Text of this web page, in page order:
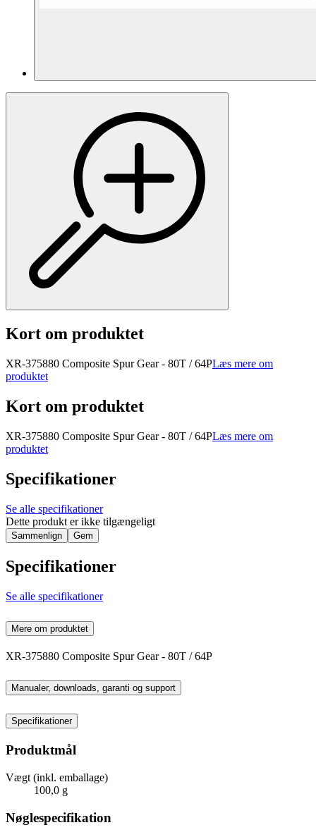
Kort om produktet
XR-375880 Composite Spur Gear - 80T / 64PLæs mere om
produktet
Kort om produktet
XR-375880 Composite Spur Gear - 80T / 64PLæs mere om
produktet
Specifikationer
Se alle specifikationer
Dette produkt er ikke tilgængeligt
Sammenlign Gem
Specifikationer
Se alle specifikationer
Mere om produktet
XR-375880 Composite Spur Gear - 80T / 64P
Manualer, downloads, garanti og support
Specifikationer
Produktmål
Vægt (inkl. emballage)
100,0 g
Nøglespecifikation